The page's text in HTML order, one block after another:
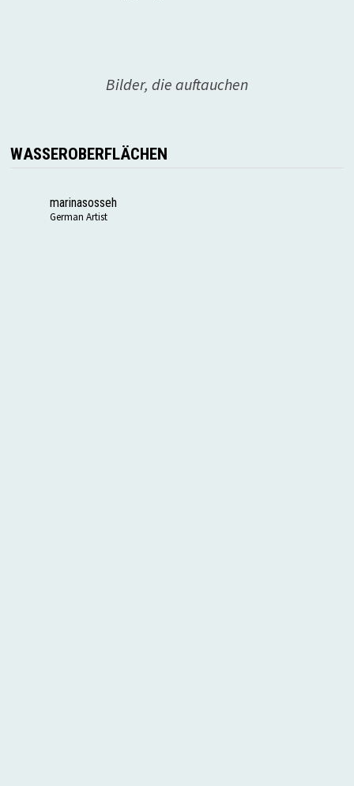
Bilder, die auftauchen
WASSEROBERFLÄCHEN
marinasosseh
German Artist